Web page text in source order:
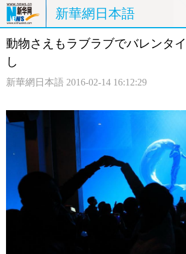
新華網日本語
ホームページ 政治
動物さえもラブラブでバレンタ
し
新華網日本語 2016-02-14 16:12:29